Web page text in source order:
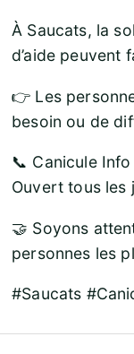
À Saucats, la
d’aide peuvent
👉 Les
besoin ou de
📞 Canicule
Ouvert tous les
🤝 Soyons
personnes les
#Saucats